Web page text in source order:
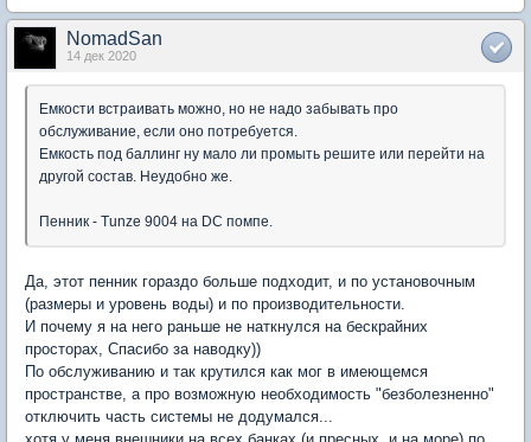
NomadSan
14 дек 2020
Емкости встраивать можно, но не надо забывать про
обслуживание, если оно потребуется.
Емкость под баллинг ну мало ли промыть решите или перейти на
другой состав. Неудобно же.
Пенник - Tunze 9004 на DC помпе.
Да, этот пенник гораздо больше подходит, и по установочным
(размеры и уровень воды) и по производительности.
И почему я на него раньше не наткнулся на бескрайних
просторах, Спасибо за наводку))
По обслуживанию и так крутился как мог в имеющемся
пространстве, а про возможную необходимость "безболезненно"
отключить часть системы не додумался...